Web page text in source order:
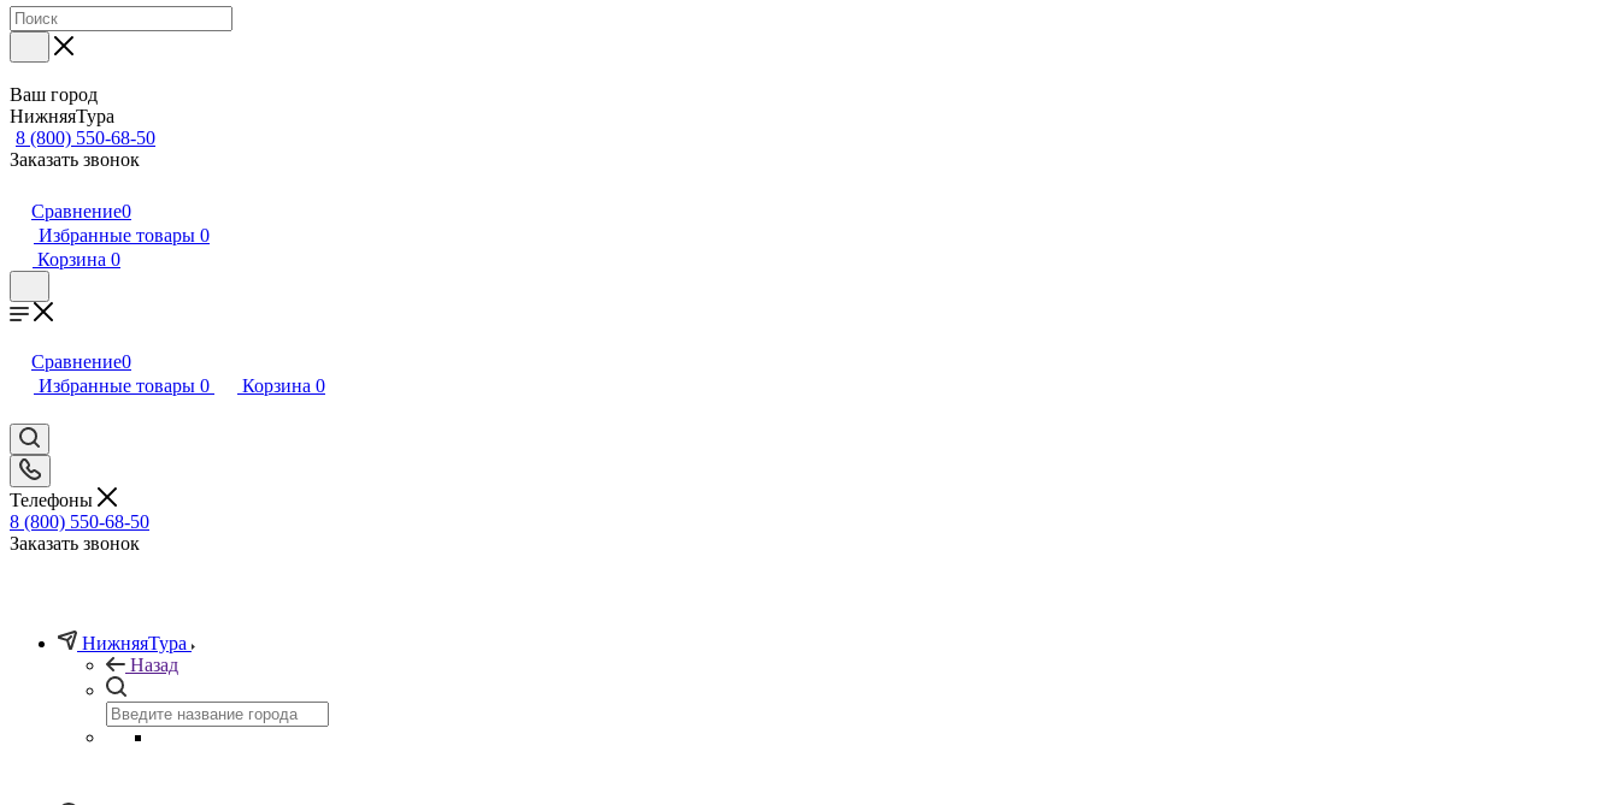
Ваш город
НижняяТура
8 (800) 550-68-50
Заказать звонок
Сравнение0
Избранные товары 0
Корзина 0
Сравнение0
Избранные товары 0 Корзина 0
Телефоны
8 (800) 550-68-50
Заказать звонок
НижняяТура
Назад